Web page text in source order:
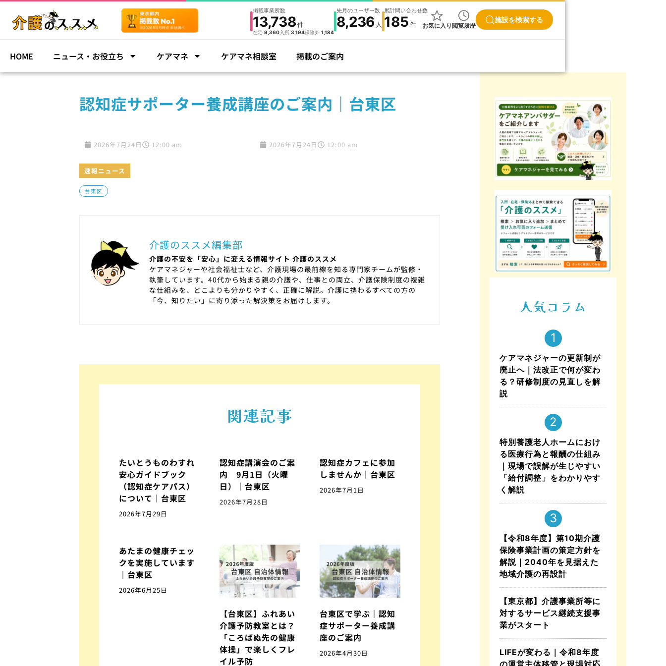
掲載事業所数
13,738件
在宅 9,360入所 3,194保険外 1,184
先月のユーザー数
8,236 人
累計問い合わせ数
185件 お気に入り閲覧履歴
施設を検索する
HOME ニュース・お役立ち ケアマネ ケアマネ相談室 掲載のご案内
認知症サポーター養成講座のご案内｜台東区
2026年7月24日 12:00 am 2026年7月24日 12:00 am
速報ニュース
台東区
介護のススメ編集部
介護の不安を「安心」に変える情報サイト 介護のススメ
ケアマネジャーや社会福祉士など、介護現場の最前線を知る専門家チームが監修・
執筆しています。40代から始まる親の介護や、仕事との両立、介護保険制度の複雑
な仕組みを、どこよりも分かりやすく、正確に解説。介護に携わるすべての方の
「今、知りたい」に寄り添った解決策をお届けします。
関連記事
たいとうものわすれ
安心ガイドブック
（認知症ケアパス）
について｜台東区
2026年7月29日
認知症講演会のご案
内 9月1日（火曜
日）｜台東区
2026年7月28日
認知症カフェに参加
しませんか｜台東区
2026年7月1日
あたまの健康チェッ
クを実施しています
｜台東区
2026年6月25日
【台東区】ふれあい
介護予防教室とは？
「ころばぬ先の健康
体操」で楽しくフレ
イル予防
台東区で学ぶ｜認知
症サポーター養成講
座のご案内
2026年4月30日
人気コラム
ケアマネジャーの更新制が
廃止へ｜法改正で何が変わ
る？研修制度の見直しを解
説
特別養護老人ホームにおけ
る医療行為と報酬の仕組み
｜現場で誤解が生じやすい
「給付調整」をわかりやす
く解説
【令和8年度】第10期介護
保険事業計画の策定方針を
解説｜2040年を見据えた
地域介護の再設計
【東京都】介護事業所等に
対するサービス継続支援事
業がスタート
LIFEが変わる｜令和8年度
の運営主体移管と現場対応